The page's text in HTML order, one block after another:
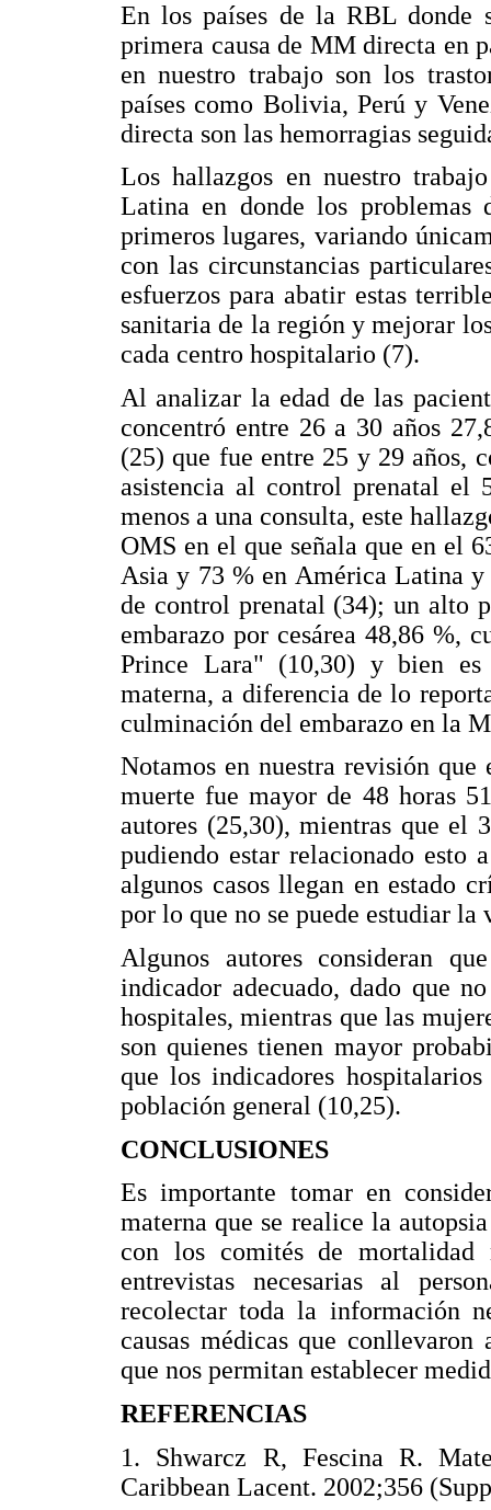
En los países de la RBL donde
primera causa de MM directa en
en nuestro trabajo son los
países como Bolivia, Perú y
directa son las hemorragias
Los hallazgos en nuestro
Latina en donde los problemas
primeros lugares, variando
con las circunstancias
esfuerzos para abatir estas
sanitaria de la región y mejorar
cada centro hospitalario (7).
Al analizar la edad de las
concentró entre 26 a 30 años
(25) que fue entre 25 y 29 años,
asistencia al control prenatal el
menos a una consulta, este
OMS en el que señala que en el
Asia y 73 % en América Latina y
de control prenatal (34); un alto
embarazo por cesárea 48,86 %,
Prince Lara" (10,30) y bien es
materna, a diferencia de lo
culminación del embarazo en la
Notamos en nuestra revisión
muerte fue mayor de 48 horas
autores (25,30), mientras que el
pudiendo estar relacionado esto
algunos casos llegan en estado
por lo que no se puede estudiar la
Algunos autores consideran
indicador adecuado, dado que
hospitales, mientras que las
son quienes tienen mayor
que los indicadores
población general (10,25).
CONCLUSIONES
Es importante tomar en
materna que se realice la
con los comités de
entrevistas necesarias al
recolectar toda la información
causas médicas que
que nos permitan establecer
REFERENCIAS
1. Shwarcz R, Fescina R.
Caribbean Lacent. 2002;356